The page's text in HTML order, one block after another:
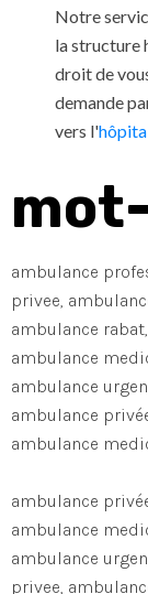
Notre
la structure
droit de
demande
vers l'
ambulance
privee,
ambulance
ambulance
ambulance
ambulance
ambulance
ambulance
ambulance
ambulance
privee,